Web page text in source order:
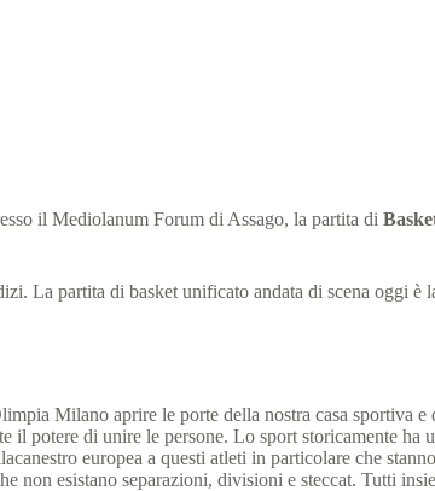
il Mediolanum Forum di Assago, la partita di
La partita di basket unificato andata di scena oggi
Milano aprire le porte della nostra casa sportiva
il potere di unire le persone. Lo sport storicamente
europea a questi atleti in particolare che
non esistano separazioni, divisioni e steccat. Tutti